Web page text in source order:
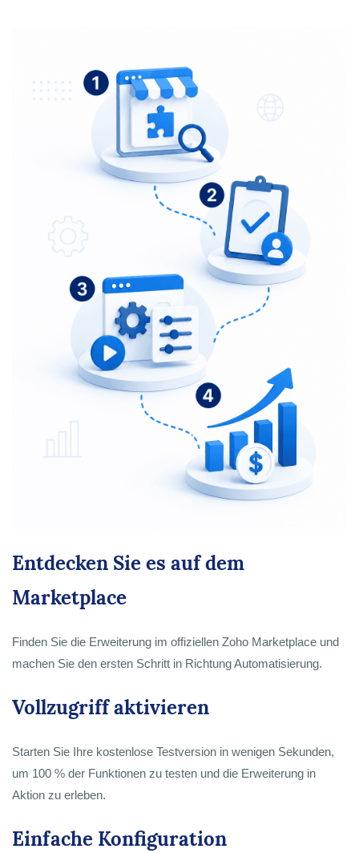
Entdecken Sie es auf dem
Marketplace
Finden Sie die Erweiterung im offiziellen Zoho Marketplace und
machen Sie den ersten Schritt in Richtung Automatisierung.
Vollzugriff aktivieren
Starten Sie Ihre kostenlose Testversion in wenigen Sekunden,
um 100 % der Funktionen zu testen und die Erweiterung in
Aktion zu erleben.
Einfache Konfiguration